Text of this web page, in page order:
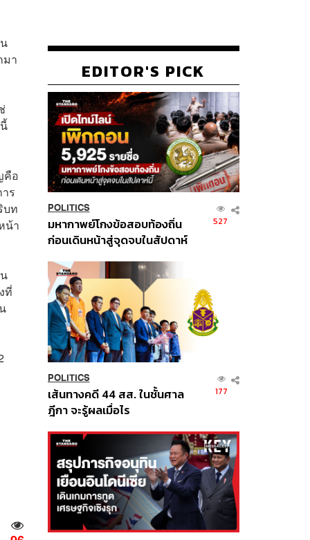
มา
คือ
ร
บท
น้า
ที่
EDITOR'S PICK
POLITICS
มหากาพย์โกงข้อสอบท้องถิ่น
ก่อนเดินหน้าสู่จุดจบในสัปดาห์
527
POLITICS
เส้นทางคดี 44 สส. ในชั้นศาล
ฎีกา จะรู้ผลเมื่อไร
177